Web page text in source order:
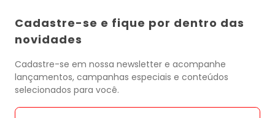
Cadastre-se e fique por dentro das
novidades
Cadastre-se em nossa newsletter e acompanhe
lançamentos, campanhas especiais e conteúdos
selecionados para você.